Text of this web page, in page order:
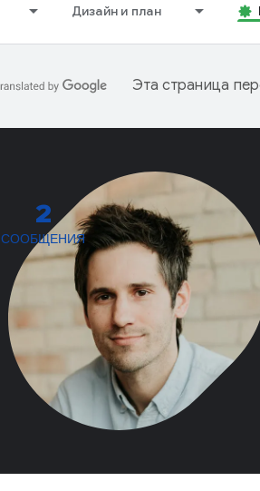
Дизайн и план
Эта страница
2
СООБЩЕНИЯ